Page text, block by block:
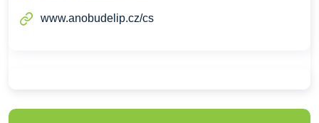
www.anobudelip.cz/cs